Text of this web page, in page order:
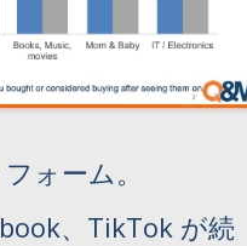
ォーム。
、TikTok が続